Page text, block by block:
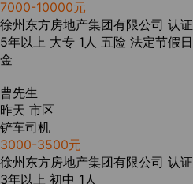
7000-10000元
徐州东方房地产集团有限公司 认证
5年以上 大专 1人 五险 法定节假日
金
曹先生
昨天 市区
铲车司机
3000-3500元
徐州东方房地产集团有限公司 认证
3年以上 初中 1人